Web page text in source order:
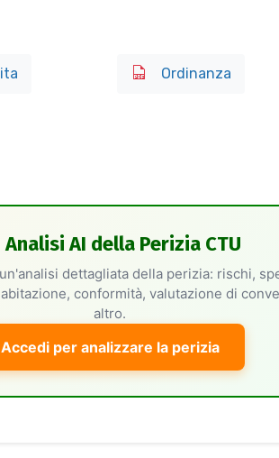
Ordinanza
Analisi AI della Perizia CTU
dettagliata della perizia: rischi,
conformità, valutazione di
altro.
Accedi per analizzare la perizia